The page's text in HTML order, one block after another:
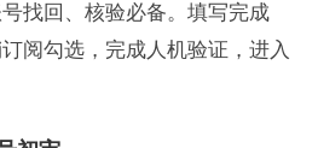
找回、核验必备。填写完成
阅勾选，完成人机验证，进入